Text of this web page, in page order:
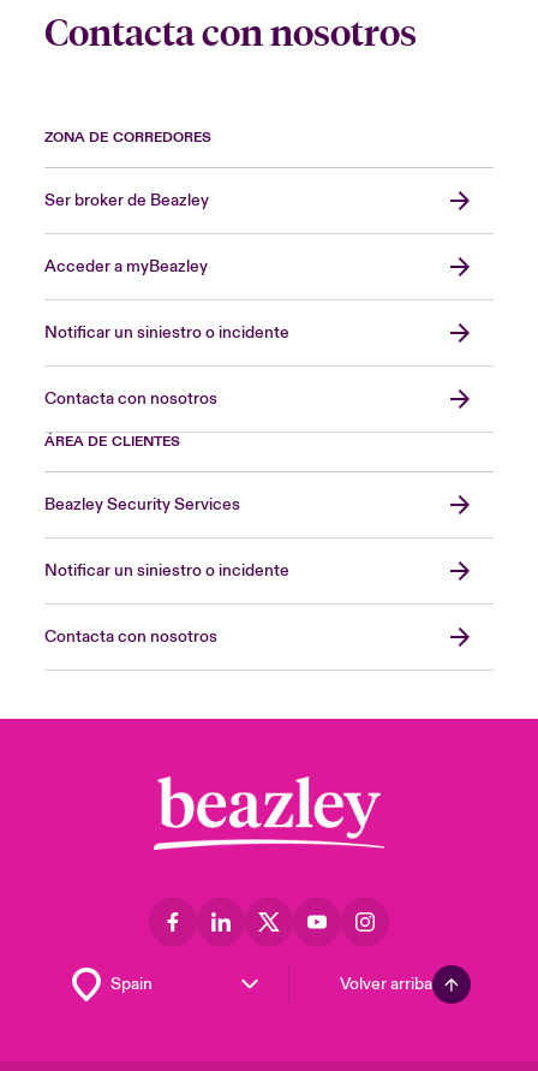
Contacta con nosotros
ZONA DE CORREDORES
Ser broker de Beazley
Acceder a myBeazley
Notificar un siniestro o incidente
Contacta con nosotros
ÁREA DE CLIENTES
Beazley Security Services
Notificar un siniestro o incidente
Contacta con nosotros
Volver arriba